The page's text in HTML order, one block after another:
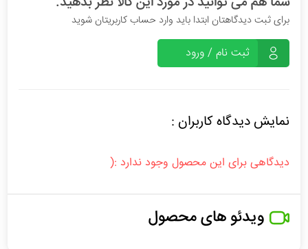
برای ثبت دیدگاهتان ابتدا باید وارد حساب کاربریتان شوید
ثبت نام / ورود
نمایش دیدگاه کاربران :
دیدگاهی برای این محصول وجود ندارد :(
ویدئو های محصول